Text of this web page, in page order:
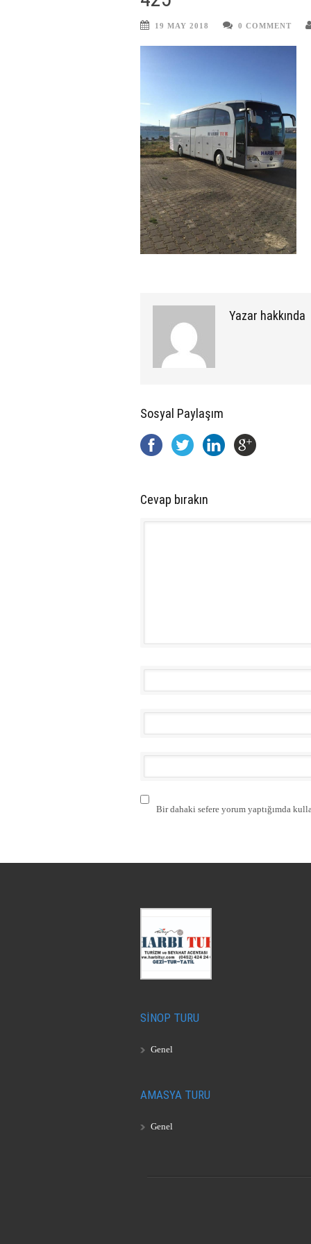
19 MAY 2018 0 COMMENT
Yazar hakkında
Sosyal Paylaşım
Cevap bırakın
Bir dahaki sefere yorum yaptığımda
SİNOP TURU
Genel
AMASYA TURU
Genel